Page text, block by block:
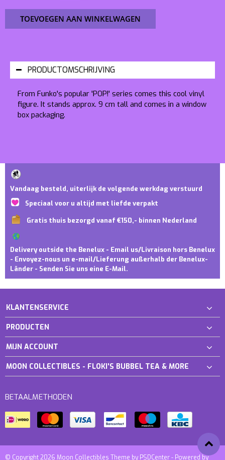
TOEVOEGEN AAN WINKELWAGEN
PRODUCTOMSCHRIJVING
From Funko's popular 'POP!' series comes this cool vinyl
figure. It stands approx. 9 cm tall and comes in a window
box packaging.
Vandaag besteld, uiterlijk de volgende werkdag verstuurd
Speciaal voor u altijd met liefde verpakt
Gratis thuis bezorgd vanaf €150,- binnen Nederland
Delivery outside the Benelux - Email us/Livraison hors Benelux
- Envoyez-nous un e-mail/Lieferung außerhalb der Benelux-
Länder - Senden Sie uns eine E-Mail.
KLANTENSERVICE
PRODUCTEN
MIJN ACCOUNT
MOON COLLECTIBLES - FLOKI'S BUBBEL TEA & MORE
BETAALMETHODEN
© Copyright 2026 Moon Collectibles Theme by PSDCenter- Powered by